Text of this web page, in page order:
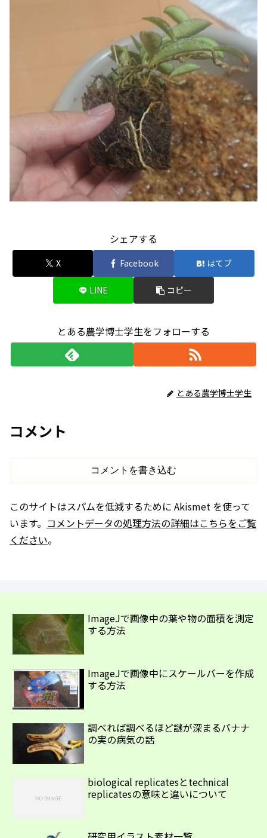
シェアする
X Facebook はてブ
LINE コピー
とある農学博士学生をフォローする
とある農学博士学生
コメント
コメントを書き込む
このサイトはスパムを低減するために Akismet を使って
います。 コメントデータの処理方法の詳細はこちらをご覧
ください。
ImageJで画像中の葉や物の面積を測定
する方法
ImageJで画像中にスケールバーを作成
する方法
調べれば調べるほど謎が深まるバナナ
の実の病気の話
biological replicatesとtechnical
replicatesの意味と違いについて